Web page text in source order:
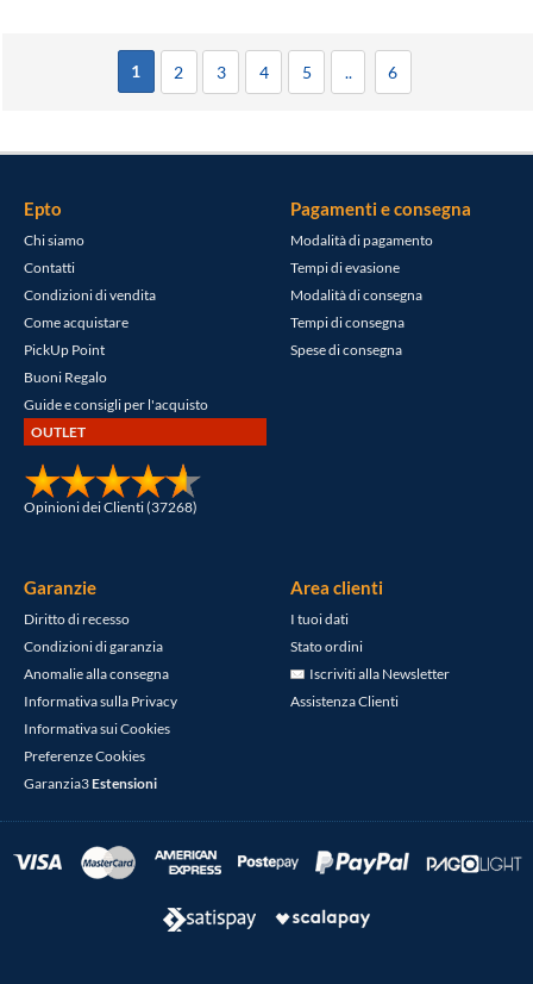
1 2 3 4 5 .. 6
Epto
Chi siamo
Contatti
Condizioni di vendita
Come acquistare
PickUp Point
Buoni Regalo
Guide e consigli per l'acquisto
OUTLET
Opinioni dei Clienti (37268)
Pagamenti e consegna
Modalità di pagamento
Tempi di evasione
Modalità di consegna
Tempi di consegna
Spese di consegna
Garanzie
Diritto di recesso
Condizioni di garanzia
Anomalie alla consegna
Informativa sulla Privacy
Informativa sui Cookies
Preferenze Cookies
Garanzia3Estensioni
Area clienti
I tuoi dati
Stato ordini
Iscriviti alla Newsletter
Assistenza Clienti